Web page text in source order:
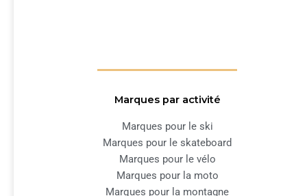
Marques par activité
Marques pour le ski
Marques pour le skateboard
Marques pour le vélo
Marques pour la moto
Marques pour la montagne